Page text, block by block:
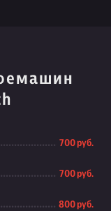
700 руб.
700 руб.
800 руб.